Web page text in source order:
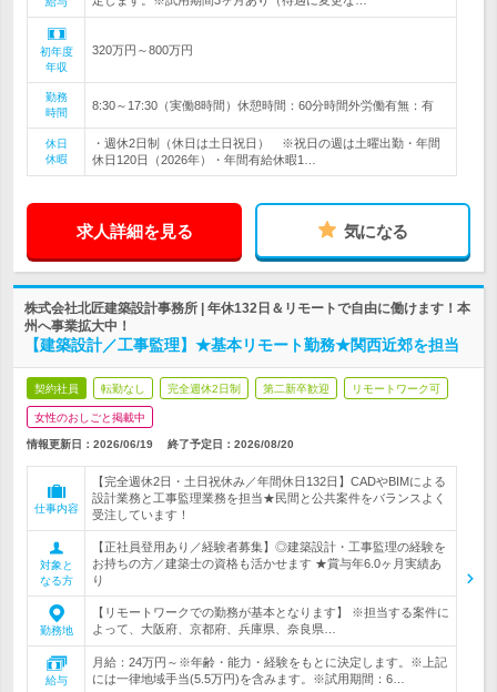
初年度
年収
320万円～800万円
勤務
時間
8:30～17:30（実働8時間）休憩時間：60分時間外労働有無：有
休日
休暇
・週休2日制（休日は土日祝日） ※祝日の週は土曜出勤・年間
休日120日（2026年）・年間有給休暇1…
求人詳細を見る 気になる
株式会社北匠建築設計事務所 | 年休132日＆リモートで自由に働けます！本
州へ事業拡大中！
【建築設計／工事監理】★基本リモート勤務★関西近郊を担当
契約社員 転勤なし 完全週休2日制 第二新卒歓迎 リモートワーク可
女性のおしごと掲載中
情報更新日：2026/06/19 終了予定日： 2026/08/20
仕事内容
【完全週休2日・土日祝休み／年間休日132日】CADやBIMによる
設計業務と工事監理業務を担当★民間と公共案件をバランスよく
受注しています！
対象と
なる方
【正社員登用あり／経験者募集】◎建築設計・工事監理の経験を
お持ちの方／建築士の資格も活かせます ★賞与年6.0ヶ月実績あ
り
勤務地
【リモートワークでの勤務が基本となります】 ※担当する案件に
よって、大阪府、京都府、兵庫県、奈良県…
給与
月給：24万円～※年齢・能力・経験をもとに決定します。※上記
には一律地域手当(5.5万円)を含みます。※試用期間：6…